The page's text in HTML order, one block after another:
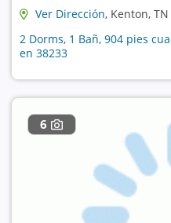
Ver Dirección, Kenton,
2 Dorms, 1 Bañ, 904 pies
en 38233
6